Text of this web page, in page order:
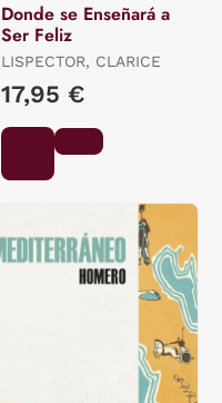
Donde se Enseñará a
Ser Feliz
LISPECTOR, CLARICE
17,95 €